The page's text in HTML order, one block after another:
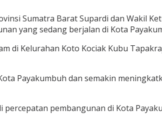
Sumatra Barat Supardi dan Wakil
yang sedang berjalan di Kota
di Kelurahan Koto Kociak Kubu
Payakumbuh dan semakin
pembangunan di Kota